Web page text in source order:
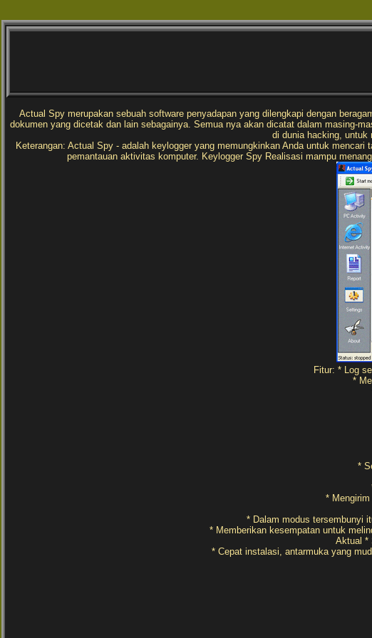
Actual Spy merupakan sebuah software penyadapan yang dilengkapi dengan
dokumen yang dicetak dan lain sebagainya. Semua nya akan dicatat dalam masing-
di dunia hacking, untuk
Keterangan: Actual Spy - adalah keylogger yang memungkinkan Anda untuk
pemantauan aktivitas komputer. Keylogger Spy Realisasi mampu
Fitur: * Log
*
*
* Mengirim
* Dalam modus tersembunyi
* Memberikan kesempatan untuk
Aktual *
* Cepat instalasi, antarmuka yang